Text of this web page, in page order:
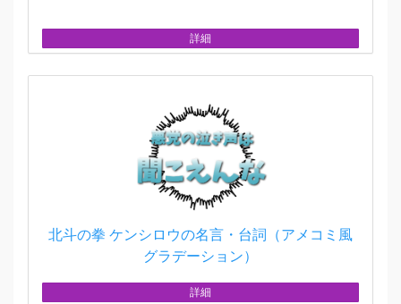
詳細
北斗の拳 ケンシロウの名言・台詞（アメコミ風
グラデーション）
詳細